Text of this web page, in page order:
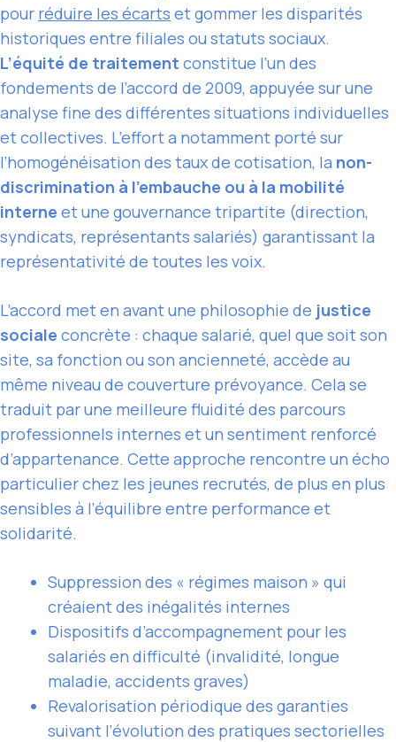
pour réduire les écarts et gommer les disparités
historiques entre filiales ou statuts sociaux.
L’équité de traitement constitue l’un des
fondements de l’accord de 2009, appuyée sur une
analyse fine des différentes situations individuelles
et collectives. L’effort a notamment porté sur
l’homogénéisation des taux de cotisation, la non-
discrimination à l’embauche ou à la mobilité
interne et une gouvernance tripartite (direction,
syndicats, représentants salariés) garantissant la
représentativité de toutes les voix.
L’accord met en avant une philosophie de justice
sociale concrète : chaque salarié, quel que soit son
site, sa fonction ou son ancienneté, accède au
même niveau de couverture prévoyance. Cela se
traduit par une meilleure fluidité des parcours
professionnels internes et un sentiment renforcé
d’appartenance. Cette approche rencontre un écho
particulier chez les jeunes recrutés, de plus en plus
sensibles à l’équilibre entre performance et
solidarité.
Suppression des « régimes maison » qui
créaient des inégalités internes
Dispositifs d’accompagnement pour les
salariés en difficulté (invalidité, longue
maladie, accidents graves)
Revalorisation périodique des garanties
suivant l’évolution des pratiques sectorielles